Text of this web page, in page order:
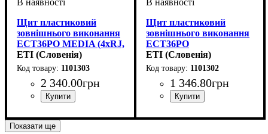
Щит пластиковий
зовнішнього виконання
ECT36PO MEDIA (4xRJ,
розетка 230V, білі
дверцята) 1101303
ETI (Словенія)
1101303
2 340.00грн
Щит пластиковий
зовнішнього виконання
ECT36PO
MEDIA/EMPTY
(порожній, білі
дверцята) 1101302
ETI (Словенія)
1101302
1 346.80грн
Показати ще